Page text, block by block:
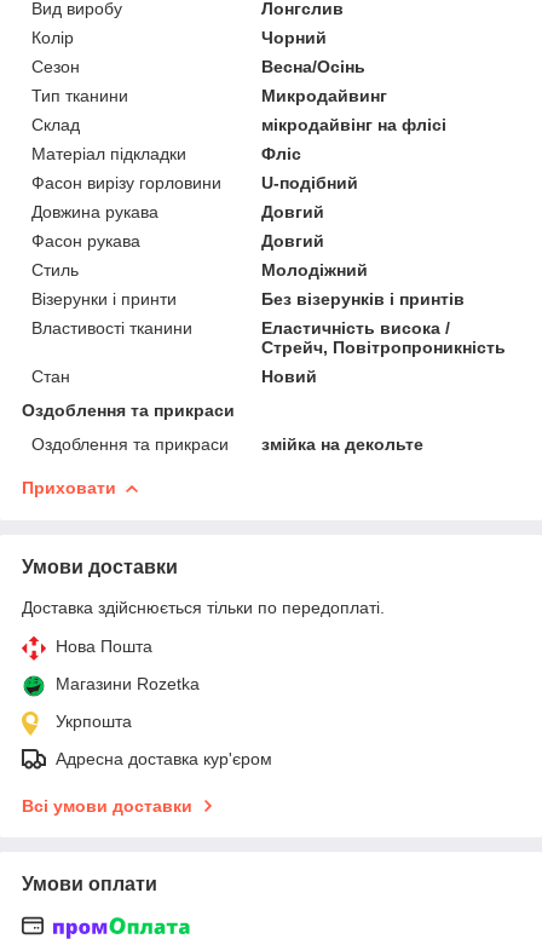
Вид виробу
Лонгслив
Колір
Чорний
Сезон
Весна/Осінь
Тип тканини
Микродайвинг
Склад
мікродайвінг на флісі
Матеріал підкладки
Фліс
Фасон вирізу горловини
U-подібний
Довжина рукава
Довгий
Фасон рукава
Довгий
Стиль
Молодіжний
Візерунки і принти
Без візерунків і принтів
Властивості тканини
Еластичність висока /
Стрейч, Повітропроникність
Стан
Новий
Оздоблення та прикраси
Оздоблення та прикраси
змійка на декольте
Приховати
Умови доставки
Доставка здійснюється тільки по передоплаті.
Нова Пошта
Магазини Rozetka
Укрпошта
Адресна доставка кур'єром
Всі умови доставки
Умови оплати